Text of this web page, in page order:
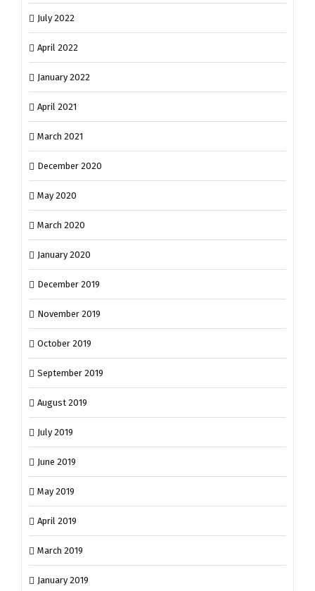
July 2022
April 2022
January 2022
April 2021
March 2021
December 2020
May 2020
March 2020
January 2020
December 2019
November 2019
October 2019
September 2019
August 2019
July 2019
June 2019
May 2019
April 2019
March 2019
January 2019